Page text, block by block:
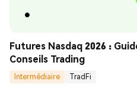
Futures Nasdaq 2026 :
Conseils Trading
Intermédiaire
TradFi